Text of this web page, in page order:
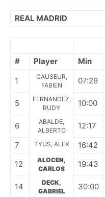
REAL MADRID
#
Player Min
1
CAUSEUR,
FABIEN
07:29
5
FERNANDEZ,
RUDY
10:00
6
ABALDE,
ALBERTO
12:17
7
TYUS, ALEX 16:42
12
ALOCEN,
CARLOS
19:43
14
DECK,
GABRIEL
30:00